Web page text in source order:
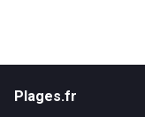
Plages.fr